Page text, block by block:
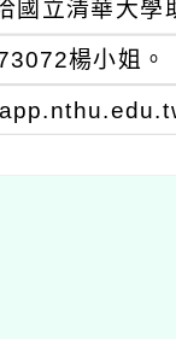
國立清華大學
楊小姐。